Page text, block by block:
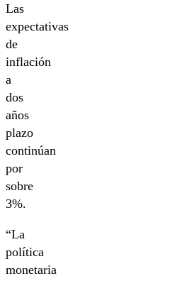
Las
expectativas
de
inflación
a
dos
años
plazo
continúan
por
sobre
3%.
“La
política
monetaria